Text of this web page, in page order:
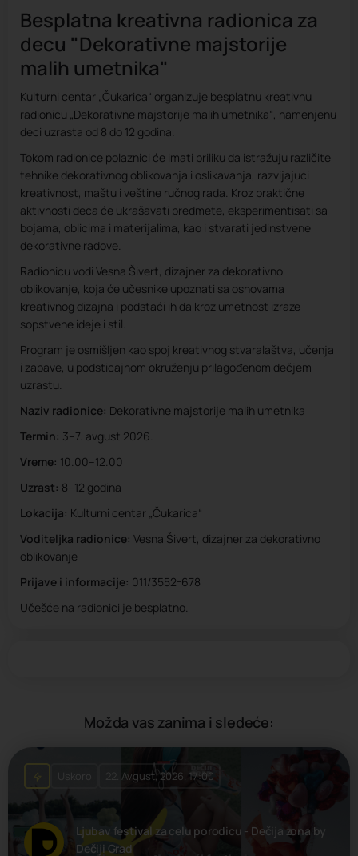
Besplatna kreativna radionica za
decu "Dekorativne majstorije
malih umetnika"
Kulturni centar „Čukarica“ organizuje besplatnu kreativnu
radionicu „Dekorativne majstorije malih umetnika“, namenjenu
deci uzrasta od 8 do 12 godina.
Tokom radionice polaznici će imati priliku da istražuju različite
tehnike dekorativnog oblikovanja i oslikavanja, razvijajući
kreativnost, maštu i veštine ručnog rada. Kroz praktične
aktivnosti deca će ukrašavati predmete, eksperimentisati sa
bojama, oblicima i materijalima, kao i stvarati jedinstvene
dekorativne radove.
Radionicu vodi Vesna Šivert, dizajner za dekorativno
oblikovanje, koja će učesnike upoznati sa osnovama
kreativnog dizajna i podstaći ih da kroz umetnost izraze
sopstvene ideje i stil.
Program je osmišljen kao spoj kreativnog stvaralaštva, učenja
i zabave, u podsticajnom okruženju prilagođenom dečjem
uzrastu.
Naziv radionice: Dekorativne majstorije malih umetnika
Termin: 3–7. avgust 2026.
Vreme: 10.00–12.00
Uzrast: 8–12 godina
Lokacija: Kulturni centar „Čukarica“
Voditeljka radionice: Vesna Šivert, dizajner za dekorativno
oblikovanje
Prijave i informacije: 011/3552-678
Učešće na radionici je besplatno.
Možda vas zanima i sledeće:
Ljubav festival za celu porodicu - Dečija zona by
Dečiji Grad
Uskoro 22. Avgust, 2026. 17:00